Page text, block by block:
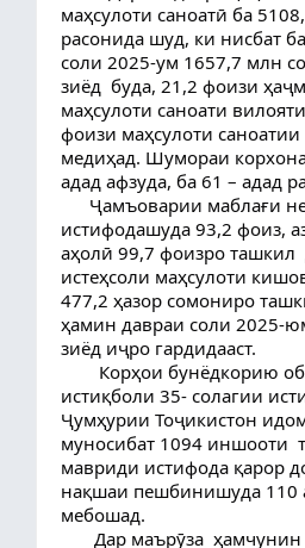
маҳсулоти саноатӣ ба
расонида шуд, ки нисбат
соли 2025-ум 1657,7 млн
зиёд  буда, 21,2 фоизи
маҳсулоти саноати
фоизи маҳсулоти
медиҳад. Шумораи
адад афзуда, ба 61 – адад
истифодашуда 93,2 фоиз,
аҳолӣ 99,7 фоизро ташкил
истеҳсоли маҳсулоти
477,2 ҳазор сомониро
ҳамин давраи соли 2025-
зиёд иҷро гардидааст.
истиқболи 35- солагии
Ҷумҳурии Тоҷикистон
муносибат 1094 иншооти
мавриди истифода қарор
нақшаи пешбинишуда 110
мебошад.